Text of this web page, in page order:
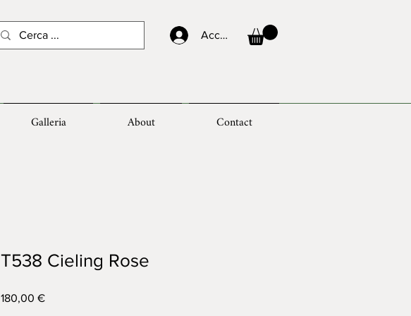
Accedi
Galleria About Contact
T538 Cieling Rose
180,00 €Prezzo